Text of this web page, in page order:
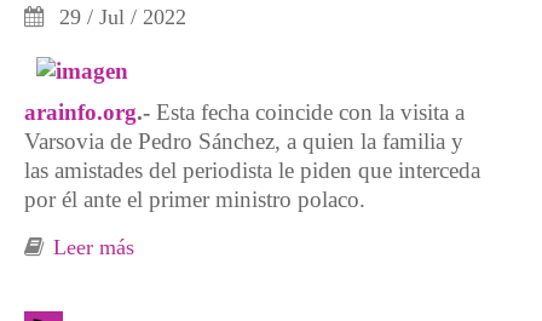
29 / Jul / 2022
arainfo.org.- Esta fecha coincide con la visita a
Varsovia de Pedro Sánchez, a quien la familia y
las amistades del periodista le piden que interceda
por él ante el primer ministro polaco.
Leer más